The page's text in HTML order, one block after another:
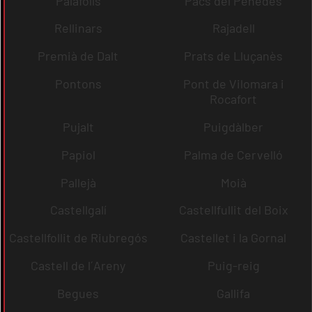
Rellinars
Rajadell
Premià de Dalt
Prats de Lluçanès
Pontons
Pont de Vilomara i
Rocafort
Pujalt
Puigdàlber
Papiol
Palma de Cervelló
Pallejà
Moià
Castellgalí
Castellfullit del Boix
Castellfollit de Riubregós
Castellet i la Gornal
Castell de l´Areny
Puig-reig
Begues
Gallifa